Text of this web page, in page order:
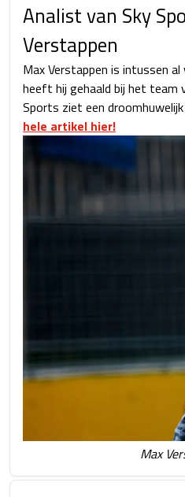
Analist van Sky
Verstappen
Max Verstappen is intussen
heeft hij gehaald bij het team
Sports ziet een
hele artikel hier!
Max